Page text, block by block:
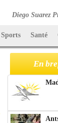
Diego Suarez
Sports Santé
En